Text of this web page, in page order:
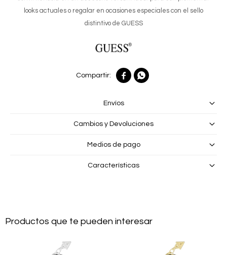
looks actuales o regalar en ocasiones especiales con el sello
distintivo de GUESS
 
Envíos
Cambios y Devoluciones
Medios de pago
Características
Productos que te pueden interesar